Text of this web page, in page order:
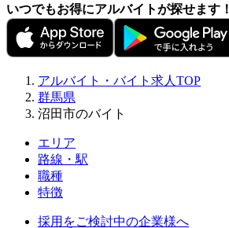
いつでもお得にアルバイトが探せます！
アルバイト・バイト求人TOP
群馬県
沼田市のバイト
エリア
路線・駅
職種
特徴
採用をご検討中の企業様へ